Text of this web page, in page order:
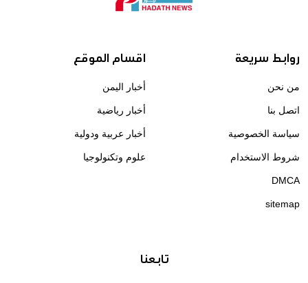
روابط سريعة
من نحن
اتصل بنا
سياسة الخصوصية
شروط الاستخدام
DMCA
sitemap
اقسام الموقع
أخبار اليمن
أخبار رياضية
أخبار عربية ودولية
علوم وتكنولوجيا
تابعنا